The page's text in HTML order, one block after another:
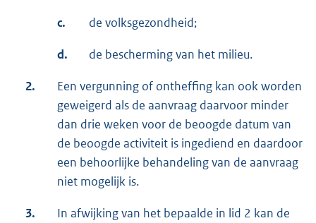
c. de volksgezondheid;
d. de bescherming van het milieu.
2.
Een vergunning of ontheffing kan ook worden
geweigerd als de aanvraag daarvoor minder
dan drie weken voor de beoogde datum van
de beoogde activiteit is ingediend en daardoor
een behoorlijke behandeling van de aanvraag
niet mogelijk is.
3.
In afwijking van het bepaalde in lid 2 kan de